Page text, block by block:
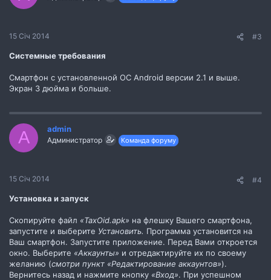
15 Січ 2014 #3
Системные требования
Смартфон с установленной ОС Android версии 2.1 и выше.
Экран 3 дюйма и больше.
A admin
Администратор Команда форуму
15 Січ 2014 #4
Установка и запуск
Скопируйте файл «TaxOid.apk» на флешку Вашего смартфона,
запустите и выберите Установить. Программа установится на
Ваш смартфон. Запустите приложение. Перед Вами откроется
окно. Выберите «Аккаунты» и отредактируйте их по своему
желанию (смотри пункт «Редактирование аккаунтов»).
Вернитесь назад и нажмите кнопку «Вход». При успешном